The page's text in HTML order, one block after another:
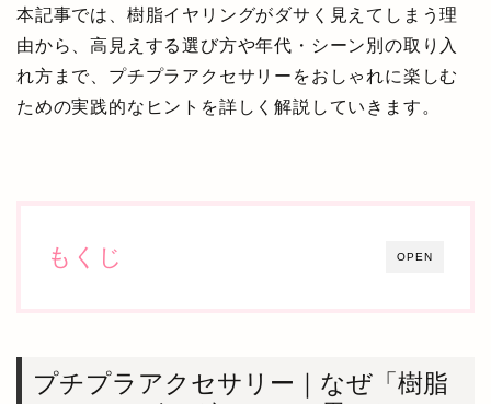
本記事では、樹脂イヤリングがダサく見えてしまう理
由から、高見えする選び方や年代・シーン別の取り入
れ方まで、プチプラアクセサリーをおしゃれに楽しむ
ための実践的なヒントを詳しく解説していきます。
OPEN
もくじ
プチプラアクセサリー｜なぜ「樹脂